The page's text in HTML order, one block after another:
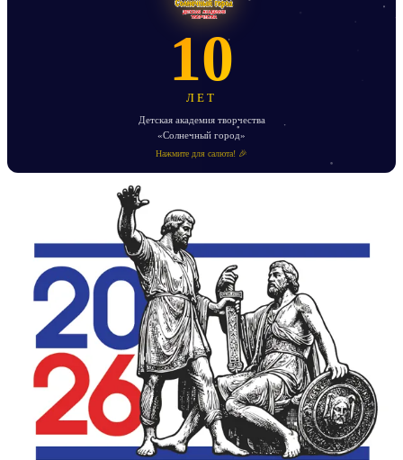
10
ЛЕТ
Детская академия творчества
«Солнечный город»
Нажмите для салюта! 🎉